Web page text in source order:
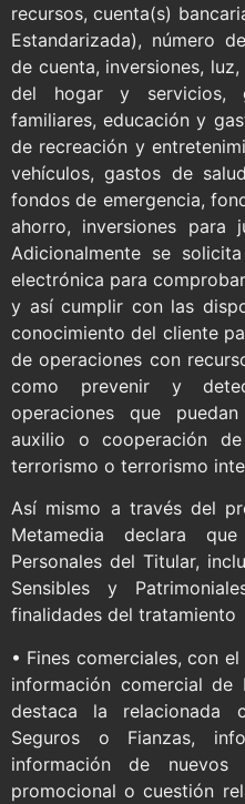
recursos, cuenta(s)
Estandarizada), número
de cuenta, inversiones,
del hogar y servicios,
familiares, educación y
de recreación y
vehículos, gastos de
fondos de emergencia,
ahorro, inversiones para
Adicionalmente se
electrónica para
y así cumplir con las
conocimiento del cliente
de operaciones con
como prevenir y
operaciones que
auxilio o cooperación
terrorismo o terrorismo
Así mismo a través del
Metamedia declara
Personales del Titular,
Sensibles y
finalidades del tratamiento
• Fines comerciales, con
información comercial de
destaca la relacionada
Seguros o Fianzas,
información de nuevos
promocional o cuestión